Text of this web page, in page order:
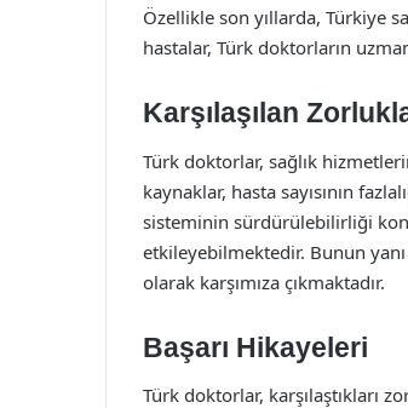
Özellikle son yıllarda, Türkiye
hastalar, Türk doktorların
Karşılaşılan
Türk doktorlar, sağlık
kaynaklar, hasta sayısının
sisteminin sürdürülebilirliği
etkileyebilmektedir. Bunun
olarak karşımıza çıkmaktadır.
Başarı Hikayeleri
Türk doktorlar, karşılaştıkları